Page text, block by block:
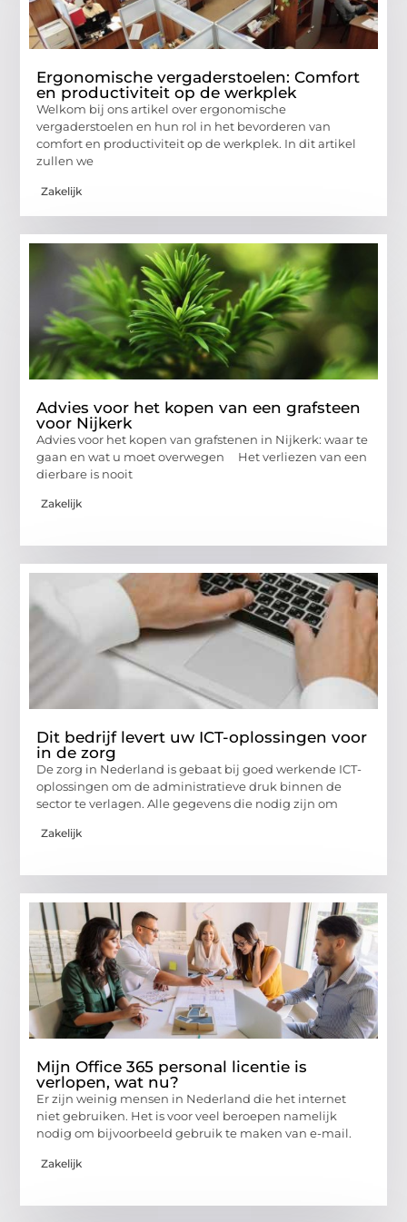
Ergonomische vergaderstoelen: Comfort
en productiviteit op de werkplek
Welkom bij ons artikel over ergonomische
vergaderstoelen en hun rol in het bevorderen van
comfort en productiviteit op de werkplek. In dit artikel
zullen we
Zakelijk
Advies voor het kopen van een grafsteen
voor Nijkerk
Advies voor het kopen van grafstenen in Nijkerk: waar te
gaan en wat u moet overwegen Het verliezen van een
dierbare is nooit
Zakelijk
Dit bedrijf levert uw ICT-oplossingen voor
in de zorg
De zorg in Nederland is gebaat bij goed werkende ICT-
oplossingen om de administratieve druk binnen de
sector te verlagen. Alle gegevens die nodig zijn om
Zakelijk
Mijn Office 365 personal licentie is
verlopen, wat nu?
Er zijn weinig mensen in Nederland die het internet
niet gebruiken. Het is voor veel beroepen namelijk
nodig om bijvoorbeeld gebruik te maken van e-mail.
Zakelijk